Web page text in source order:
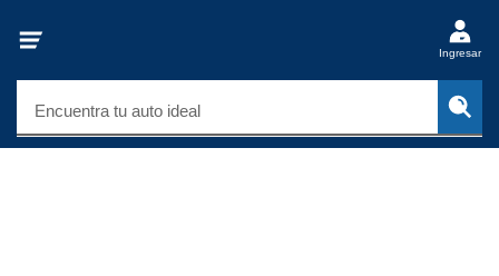
Ingresar
Encuentra tu auto ideal